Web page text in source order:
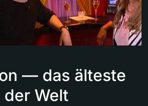
— das älteste
Welt